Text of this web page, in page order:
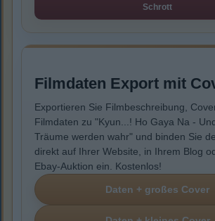
Schrott
Filmdaten Export mit
Exportieren Sie Filmbeschreibung,
Filmdaten zu "Kyun...! Ho Gaya Na -
Träume werden wahr" und binden Sie
direkt auf Ihrer Website, in Ihrem Blog
Ebay-Auktion ein. Kostenlos!